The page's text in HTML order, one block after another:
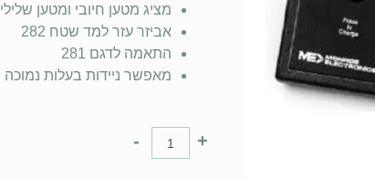
מציג מטען חיובי ומטען שלילי
אביזר עזר למד שטח 282
התאמה לדגם 281
מאפשר ניידות בעלות נמוכה
+
-